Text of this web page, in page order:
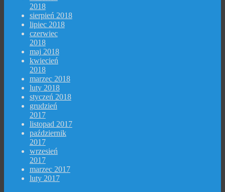
2018
sierpień 2018
lipiec 2018
czerwiec
2018
maj 2018
kwiecień
2018
marzec 2018
luty 2018
styczeń 2018
grudzień
2017
listopad 2017
październik
2017
wrzesień
2017
marzec 2017
luty 2017